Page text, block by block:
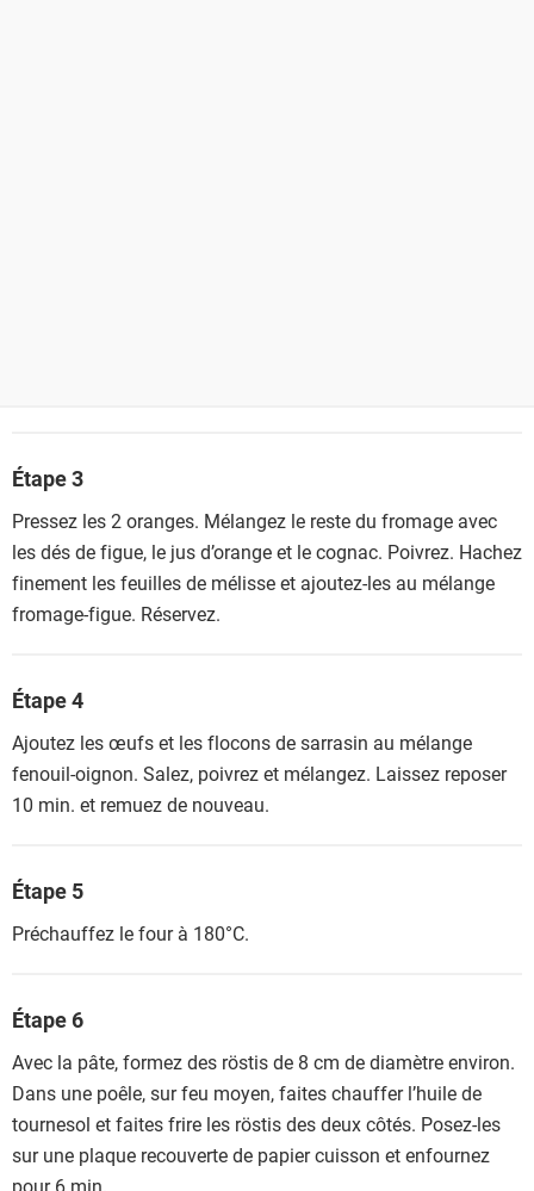
Étape 3
Pressez les 2 oranges. Mélangez le reste du fromage avec
les dés de figue, le jus d’orange et le cognac. Poivrez. Hachez
finement les feuilles de mélisse et ajoutez-les au mélange
fromage-figue. Réservez.
Étape 4
Ajoutez les œufs et les flocons de sarrasin au mélange
fenouil-oignon. Salez, poivrez et mélangez. Laissez reposer
10 min. et remuez de nouveau.
Étape 5
Préchauffez le four à 180°C.
Étape 6
Avec la pâte, formez des röstis de 8 cm de diamètre environ.
Dans une poêle, sur feu moyen, faites chauffer l’huile de
tournesol et faites frire les röstis des deux côtés. Posez-les
sur une plaque recouverte de papier cuisson et enfournez
pour 6 min.